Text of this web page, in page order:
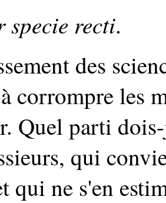
specie recti.
des
corrompre les
Quel parti
qui
qui ne s'en